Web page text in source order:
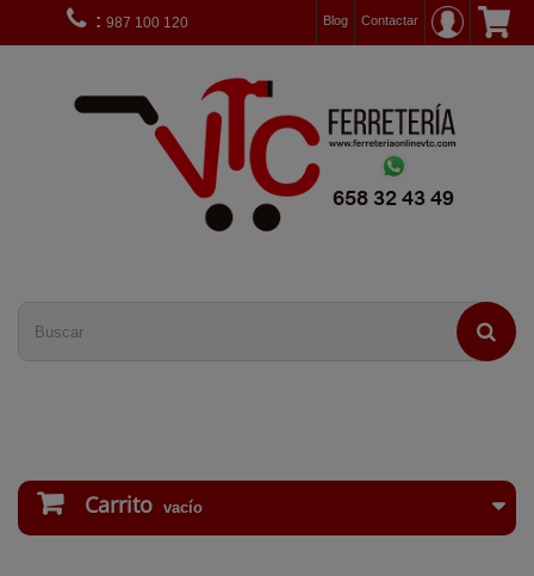
Contactar
: 987 100 120 Blog
Carrito vacío